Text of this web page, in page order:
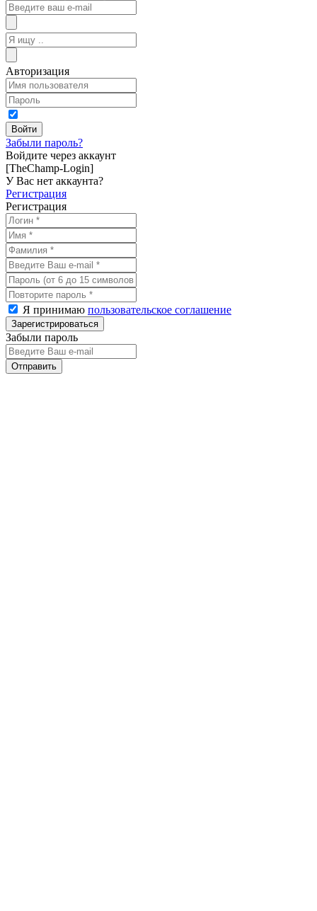
Авторизация
Забыли пароль?
Войдите через аккаунт
[TheChamp-Login]
У Вас нет аккаунта?
Регистрация
Регистрация
Я принимаю пользовательское соглашение
Забыли пароль